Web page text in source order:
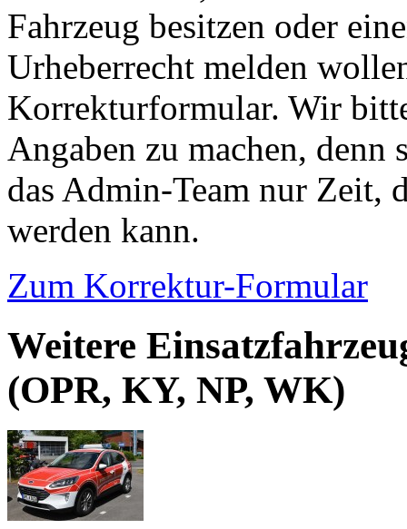
Fahrzeug besitzen oder
Urheberrecht melden
Korrekturformular. Wir
Angaben zu machen,
das Admin-Team nur Zeit,
werden kann.
Zum Korrektur-Formular
Weitere
(OPR, KY, NP, WK)